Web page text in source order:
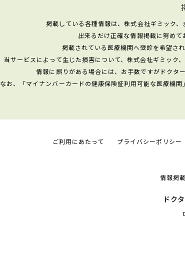
掲載している各種情報は、株式会社ギミック
出来るだけ正確な情報掲載に努めて
掲載されている医療機関へ受診を希望さ
当サービスによって生じた損害について、株式会社ギミック
情報に誤りがある場合には、お手数ですがドクタ
なお、「マイナンバーカードの健康保険証利用可能な医療機
ご利用にあたって プライバシーポリシー
情報掲
ドク